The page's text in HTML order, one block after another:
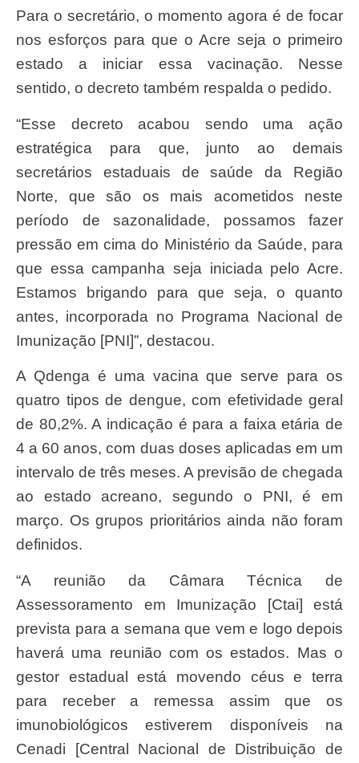
Para o secretário, o momento agora é de focar
nos esforços para que o Acre seja o primeiro
estado a iniciar essa vacinação. Nesse
sentido, o decreto também respalda o pedido.
“Esse decreto acabou sendo uma ação
estratégica para que, junto ao demais
secretários estaduais de saúde da Região
Norte, que são os mais acometidos neste
período de sazonalidade, possamos fazer
pressão em cima do Ministério da Saúde, para
que essa campanha seja iniciada pelo Acre.
Estamos brigando para que seja, o quanto
antes, incorporada no Programa Nacional de
Imunização [PNI]”, destacou.
A Qdenga é uma vacina que serve para os
quatro tipos de dengue, com efetividade geral
de 80,2%. A indicação é para a faixa etária de
4 a 60 anos, com duas doses aplicadas em um
intervalo de três meses. A previsão de chegada
ao estado acreano, segundo o PNI, é em
março. Os grupos prioritários ainda não foram
definidos.
“A reunião da Câmara Técnica de
Assessoramento em Imunização [Ctai] está
prevista para a semana que vem e logo depois
haverá uma reunião com os estados. Mas o
gestor estadual está movendo céus e terra
para receber a remessa assim que os
imunobiológicos estiverem disponíveis na
Cenadi [Central Nacional de Distribuição de